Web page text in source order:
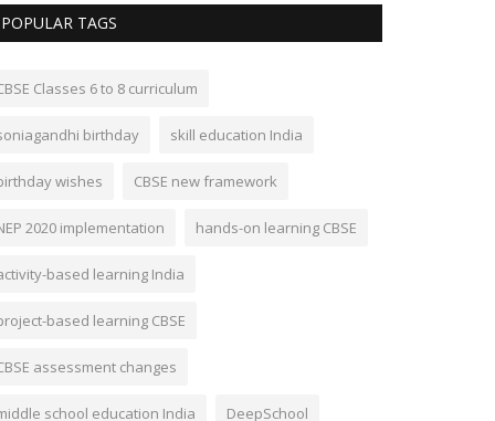
POPULAR TAGS
Classes 6 to 8 curriculum
birthday skill education India
wishes CBSE new framework
2020 implementation hands-on learning CBSE
based learning India
based learning CBSE
assessment changes
school education India DeepSchool